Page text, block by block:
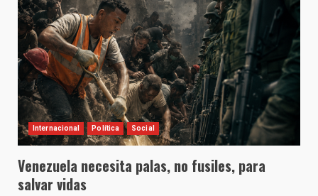
Internacional Política Social
Venezuela necesita palas, no fusiles, para
salvar vidas